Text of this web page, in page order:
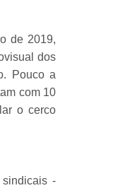
de 2019,
dos
Pouco a
com 10
o cerco
-